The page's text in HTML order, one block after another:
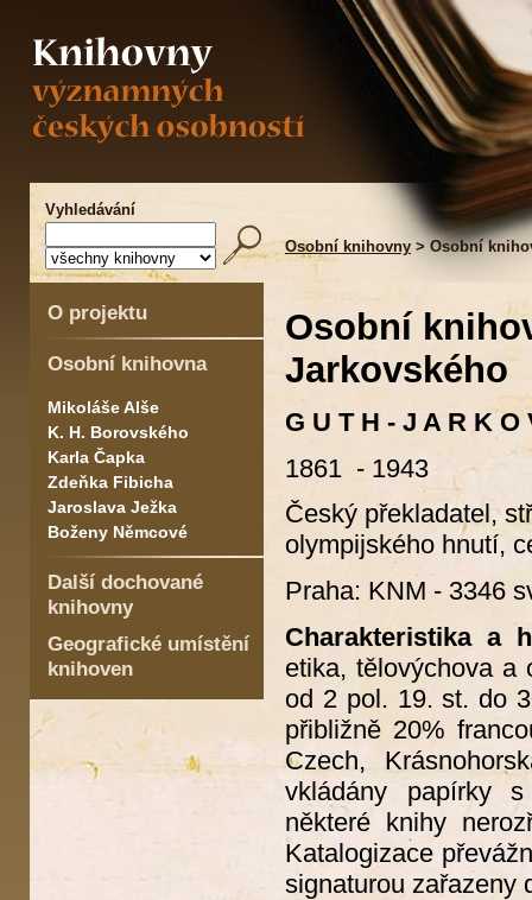
Vyhledávání
Osobní knihovny > Osobní
O projektu
Osobní knihovna
Mikoláše Alše
K. H. Borovského
Karla Čapka
Zdeňka Fibicha
Jaroslava Ježka
Boženy Němcové
Další dochované
knihovny
Geografické umístění
knihoven
Osobní
Jarkovského
G U T H - J A R K
1861 - 1943
Český překladatel,
olympijského hnutí,
Praha: KNM - 3346
Charakteristika a
etika, tělovýchova a
od 2 pol. 19. st. do
přibližně 20%
Czech,
vkládány papírky
některé knihy
Katalogizace
signaturou zařazeny